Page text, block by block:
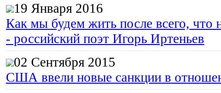
19 Января 2016
Как мы будем жить после всего, что
- российский поэт Игорь Иртеньев
02 Сентября 2015
США ввели новые санкции в